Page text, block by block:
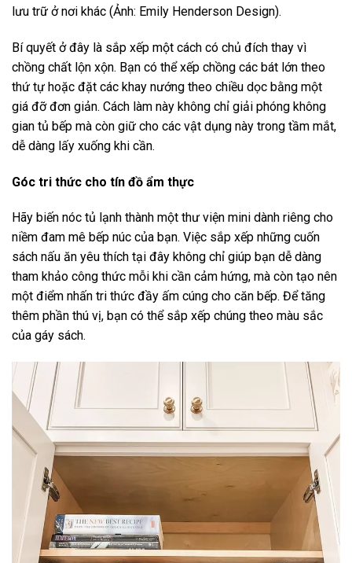
lưu trữ ở nơi khác (Ảnh: Emily Henderson Design).
Bí quyết ở đây là sắp xếp một cách có chủ đích thay vì
chồng chất lộn xộn. Bạn có thể xếp chồng các bát lớn theo
thứ tự hoặc đặt các khay nướng theo chiều dọc bằng một
giá đỡ đơn giản. Cách làm này không chỉ giải phóng không
gian tủ bếp mà còn giữ cho các vật dụng này trong tầm mắt,
dễ dàng lấy xuống khi cần.
Góc tri thức cho tín đồ ẩm thực
Hãy biến nóc tủ lạnh thành một thư viện mini dành riêng cho
niềm đam mê bếp núc của bạn. Việc sắp xếp những cuốn
sách nấu ăn yêu thích tại đây không chỉ giúp bạn dễ dàng
tham khảo công thức mỗi khi cần cảm hứng, mà còn tạo nên
một điểm nhấn tri thức đầy ấm cúng cho căn bếp. Để tăng
thêm phần thú vị, bạn có thể sắp xếp chúng theo màu sắc
của gáy sách.